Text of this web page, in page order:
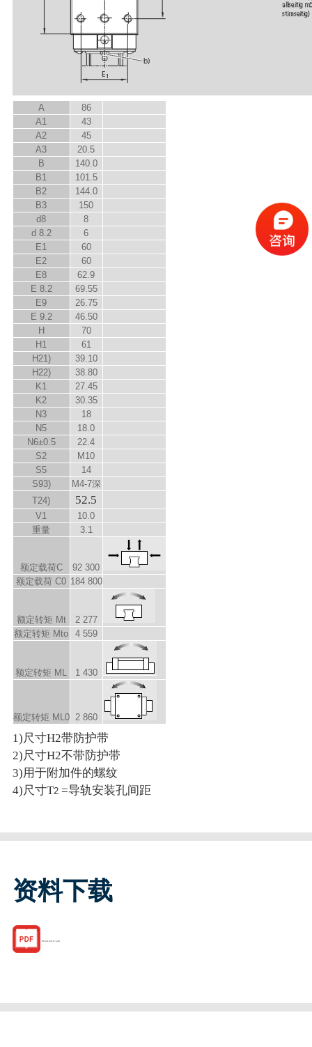
A
86
A1
43
A2
45
A3
20.5
B
140.0
B1
101.5
B2
144.0
B3
150
d8
8
d 8.2
6
E1
60
E2
60
E8
62.9
E 8.2
69.55
E9
26.75
E 9.2
46.50
H
70
H 1
61
H21)
39.10
H22)
38.80
K1
27.45
K2
30.35
N3
18
N5
18.0
N6±0.5
22.4
S2
M10
S5
14
S93)
M4-7深
T24) 52.5
V1
10.0
重量
3.1
额定载荷C
92 300
额定载荷 C0 184 800
额定转矩 Mt
2 277
额定转矩 Mto 4 559
额定转矩 M L 1 430
额定转矩 M L0 2 860
1)尺寸H2带防护带
2)尺寸H2不带防护带
3)用于附加件的螺纹
4)尺寸T2 =导轨安装孔间距
资料下载
R182143117.pdf